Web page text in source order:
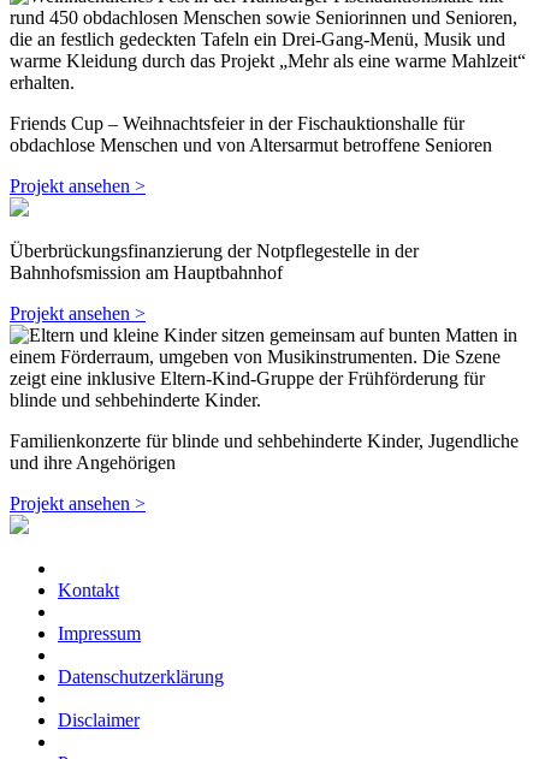
Friends Cup – Weihnachtsfeier in der Fischauktionshalle für
obdachlose Menschen und von Altersarmut betroffene Senioren
Projekt ansehen >
Überbrückungsfinanzierung der Notpflegestelle in der
Bahnhofsmission am Hauptbahnhof
Projekt ansehen >
Familienkonzerte für blinde und sehbehinderte Kinder, Jugendliche
und ihre Angehörigen
Projekt ansehen >
Kontakt
Impressum
Datenschutzerklärung
Disclaimer